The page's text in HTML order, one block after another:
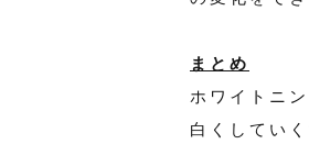
まとめ
ホワイトニ
白くしてい